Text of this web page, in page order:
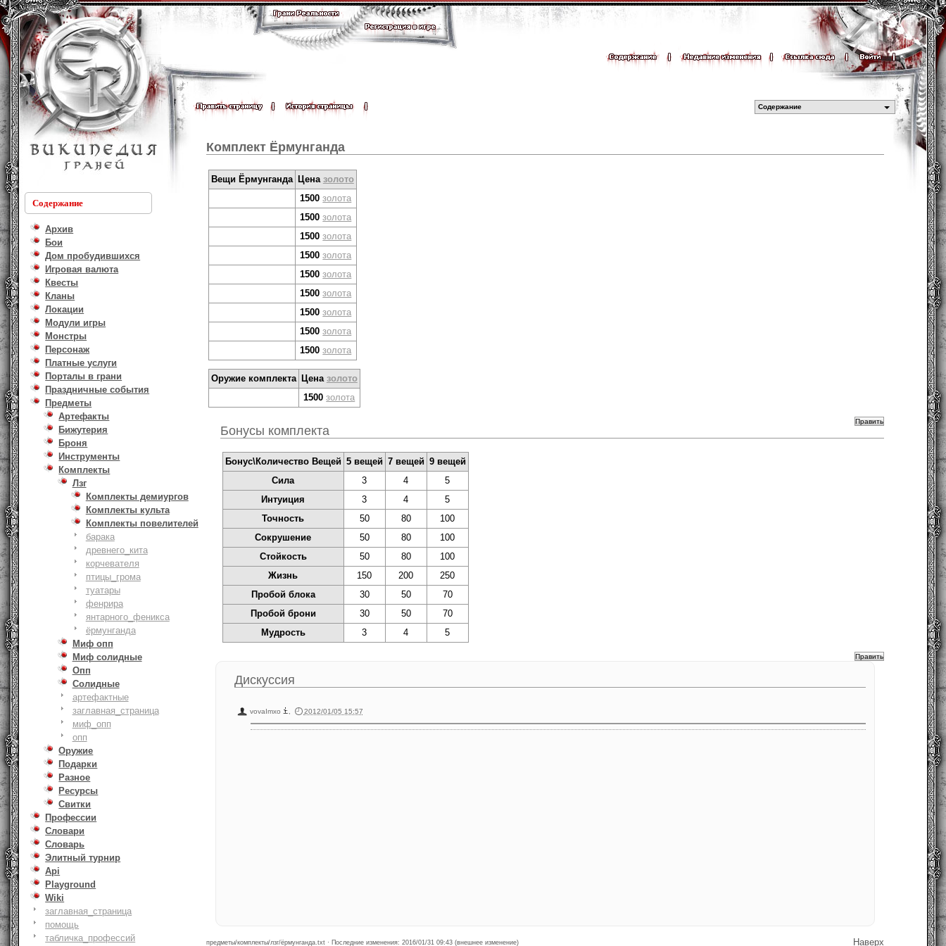
Содержание
Архив
Бои
Дом пробудившихся
Игровая валюта
Квесты
Кланы
Локации
Модули игры
Монстры
Персонаж
Платные услуги
Порталы в грани
Праздничные события
Предметы
Артефакты
Бижутерия
Броня
Инструменты
Комплекты
Лзг
Комплекты демиургов
Комплекты культа
Комплекты повелителей
барака
древнего_кита
корчевателя
птицы_грома
туатары
фенрира
янтарного_феникса
ёрмунганда
Миф опп
Миф солидные
Опп
Солидные
артефактные
заглавная_страница
миф_опп
опп
Оружие
Подарки
Разное
Ресурсы
Свитки
Профессии
Словари
Словарь
Элитный турнир
Api
Playground
Wiki
заглавная_страница
помощь
табличка_профессий
Содержание
Комплект Ёрмунганда
Вещи Ёрмунганда Цена золото
1500 золота
1500 золота
1500 золота
1500 золота
1500 золота
1500 золота
1500 золота
1500 золота
1500 золота
Оружие комплекта Цена золото
1500 золота
Бонусы комплекта
Бонус\Количество Вещей 5 вещей 7 вещей 9 вещей
Сила
3 4
5
Интуиция
3 4
5
Точность
50 80
100
Сокрушение
50 80
100
Стойкость
50 80
100
Жизнь
150 200
250
Пробой блока
30 50
70
Пробой брони
30 50
70
Мудрость
3 4 5
Дискуссия
vovaImxo 2012/01/05 15:57
предметы/комплекты/лзг/ёрмунганда.txt · Последние изменения: 2016/01/31 09:43 (внешнее изменение) Наверх